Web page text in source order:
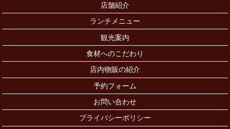
店舗紹介
ランチメニュー
観光案内
食材へのこだわり
店内物販の紹介
予約フォーム
お問い合わせ
プライバシーポリシー